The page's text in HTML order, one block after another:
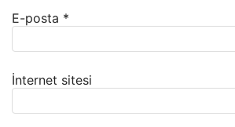
E-posta *
İnternet sitesi